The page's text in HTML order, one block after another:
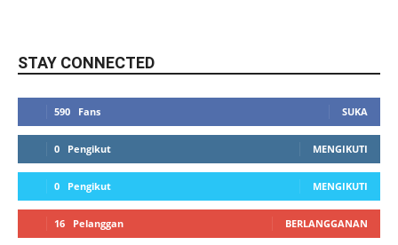
STAY CONNECTED
590 Fans SUKA
0 Pengikut MENGIKUTI
0 Pengikut MENGIKUTI
16 Pelanggan BERLANGGANAN